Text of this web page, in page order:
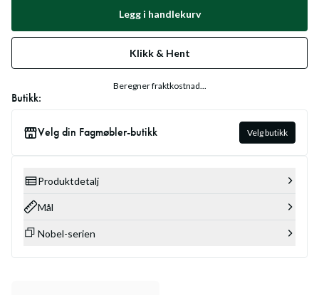
Legg i handlekurv
Klikk & Hent
Beregner fraktkostnad...
Butikk:
Velg din Fagmøbler-butikk Velg butikk
Produktdetalj
Mål
Nobel-serien